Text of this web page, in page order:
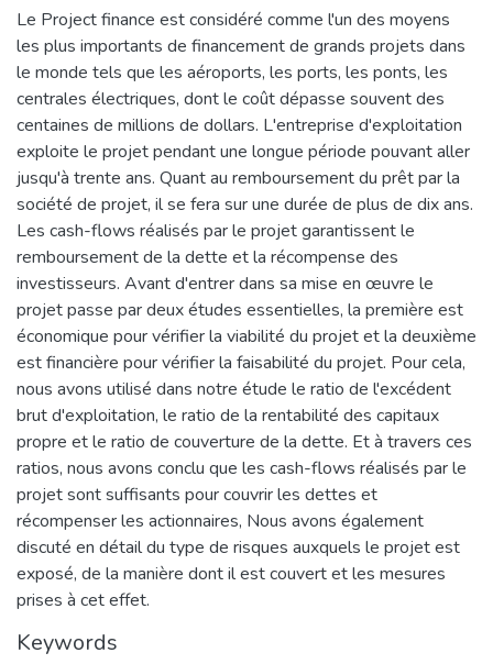
Le Project finance est considéré comme l'un des moyens
les plus importants de financement de grands projets dans
le monde tels que les aéroports, les ports, les ponts, les
centrales électriques, dont le coût dépasse souvent des
centaines de millions de dollars. L'entreprise d'exploitation
exploite le projet pendant une longue période pouvant aller
jusqu'à trente ans. Quant au remboursement du prêt par la
société de projet, il se fera sur une durée de plus de dix ans.
Les cash-flows réalisés par le projet garantissent le
remboursement de la dette et la récompense des
investisseurs. Avant d'entrer dans sa mise en œuvre le
projet passe par deux études essentielles, la première est
économique pour vérifier la viabilité du projet et la deuxième
est financière pour vérifier la faisabilité du projet. Pour cela,
nous avons utilisé dans notre étude le ratio de l'excédent
brut d'exploitation, le ratio de la rentabilité des capitaux
propre et le ratio de couverture de la dette. Et à travers ces
ratios, nous avons conclu que les cash-flows réalisés par le
projet sont suffisants pour couvrir les dettes et
récompenser les actionnaires, Nous avons également
discuté en détail du type de risques auxquels le projet est
exposé, de la manière dont il est couvert et les mesures
prises à cet effet.
Keywords